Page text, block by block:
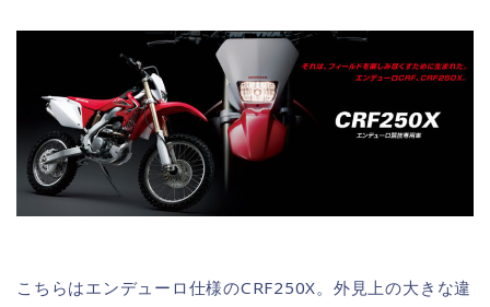
こちらはエンデューロ仕様のCRF250X。外見上の大きな違